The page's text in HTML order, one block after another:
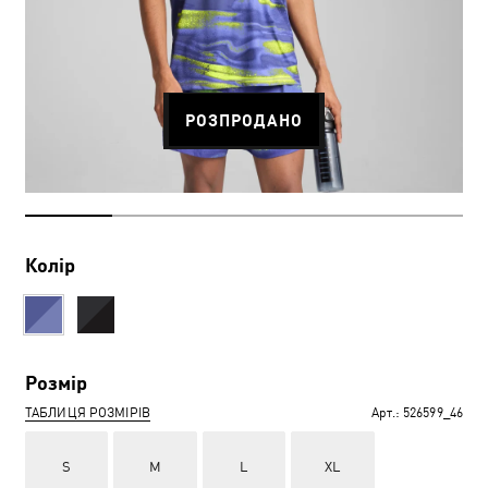
РОЗПРОДАНО
Колір
Розмір
ТАБЛИЦЯ РОЗМІРІВ Арт.: 526599_46
S M L XL